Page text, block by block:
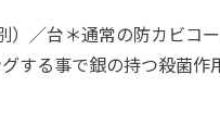
／台＊通常の防カビコ
する事で銀の持つ殺菌作